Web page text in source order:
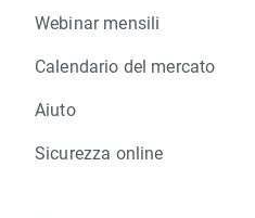
Webinar mensili
Calendario del mercato
Aiuto
Sicurezza online